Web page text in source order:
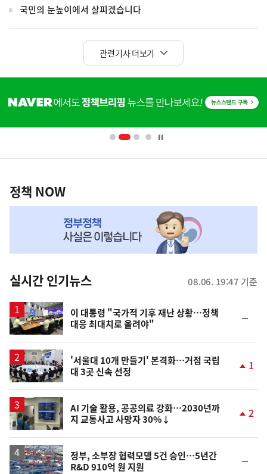
국민의 눈높이에서 살피겠습니다
관련기사 더보기
단
배
영
책
NOW,
뉴
스
정책 NOW
실시간 인기뉴스 08.06. 19:47 기준
이 대통령 "국가적 기후 재난 상황…정책
대응 최대치로 올려야"
일
'서울대 10개 만들기' 본격화…거점 국립
대 3곳 신속 선정
1
AI 기술 활용, 공공의료 강화…2030년까
지 교통사고 사망자 30%↓
2
정부, 소부장 협력모델 5건 승인…5년간
R&D 910억 원 지원